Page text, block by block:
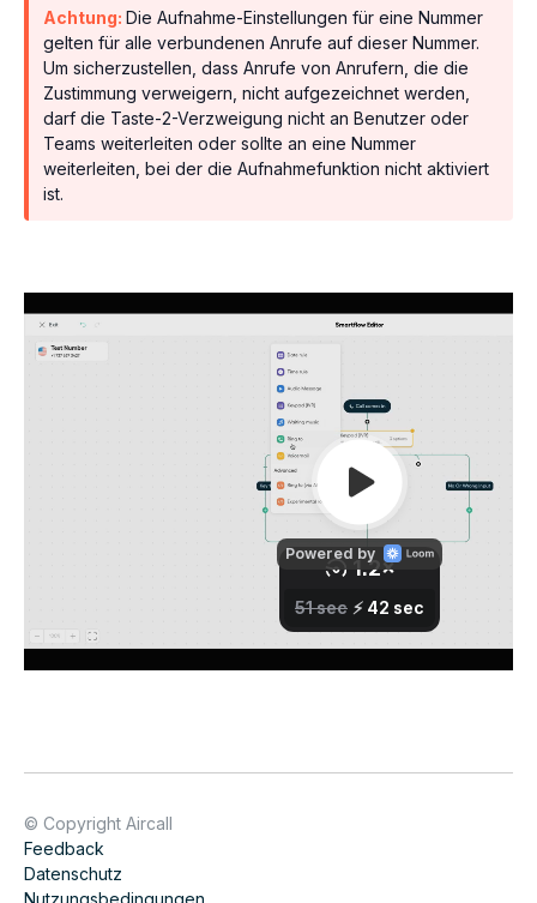
Achtung: Die Aufnahme-Einstellungen für eine Nummer
gelten für alle verbundenen Anrufe auf dieser Nummer.
Um sicherzustellen, dass Anrufe von Anrufern, die die
Zustimmung verweigern, nicht aufgezeichnet werden,
darf die Taste-2-Verzweigung nicht an Benutzer oder
Teams weiterleiten oder sollte an eine Nummer
weiterleiten, bei der die Aufnahmefunktion nicht aktiviert
ist.
© Copyright Aircall
Feedback
Datenschutz